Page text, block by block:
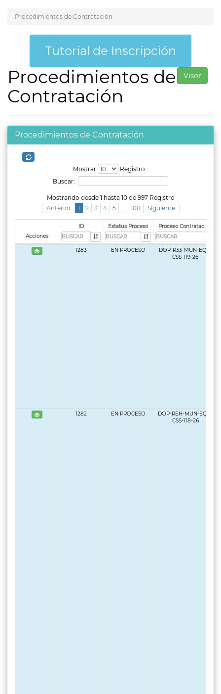
Procedimientos de Contratación
Tutorial de Inscripción
Procedimientos de
Contratación
Visor
Procedimientos de Contratación
Mostrar
Registro
Buscar:
Mostrando desde 1 hasta 10 de 997 Registro
Anterior
1 2 3 4 5 … 100 Siguiente
Acciones
ID Estatus Proceso Proceso Contratación
1283 EN PROCESO
DOP-R33-MUN-EQP-
CSS-119-26
1282 EN PROCESO
DOP-REH-MUN-EQP-
CSS-118-26